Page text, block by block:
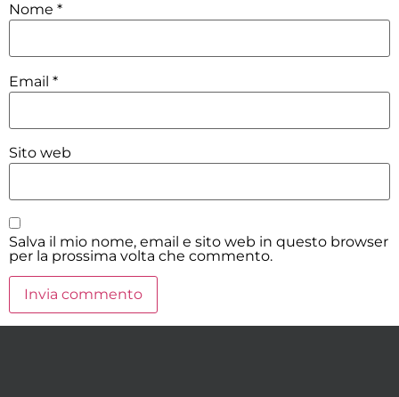
Nome *
Email *
Sito web
Salva il mio nome, email e sito web in questo browser
per la prossima volta che commento.